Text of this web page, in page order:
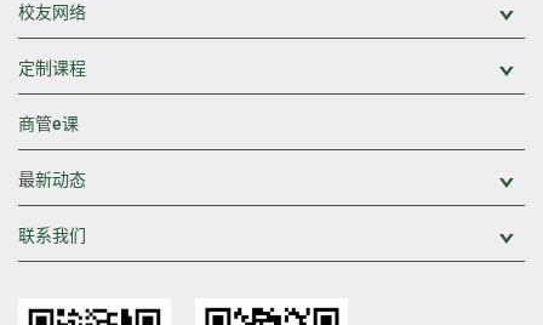
校友网络
定制课程
商管e课
最新动态
联系我们